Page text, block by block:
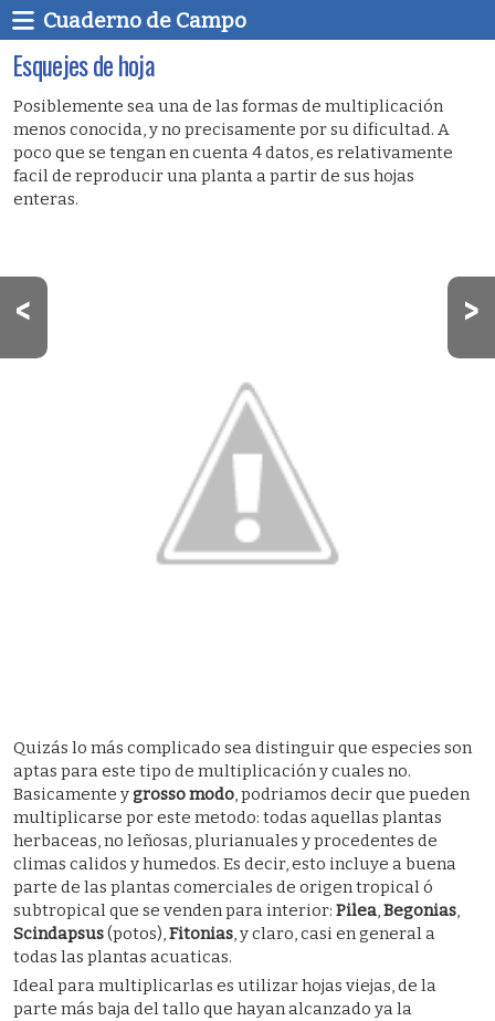
Cuaderno de Campo
Esquejes de hoja
Posiblemente sea una de las formas de multiplicación
menos conocida, y no precisamente por su dificultad. A
poco que se tengan en cuenta 4 datos, es relativamente
facil de reproducir una planta a partir de sus hojas
enteras.
Quizás lo más complicado sea distinguir que especies son
aptas para este tipo de multiplicación y cuales no.
Basicamente ygrosso modo, podriamos decir que pueden
multiplicarse por este metodo: todas aquellas plantas
herbaceas, no leñosas, plurianuales y procedentes de
climas calidos y humedos. Es decir, esto incluye a buena
parte de las plantas comerciales de origen tropical ó
subtropical que se venden para interior: Pilea,Begonias,
Scindapsus(potos),Fitonias, y claro, casi en general a
todas las plantas acuaticas.
Ideal para multiplicarlas es utilizar hojas viejas, de la
parte más baja del tallo que hayan alcanzado ya la